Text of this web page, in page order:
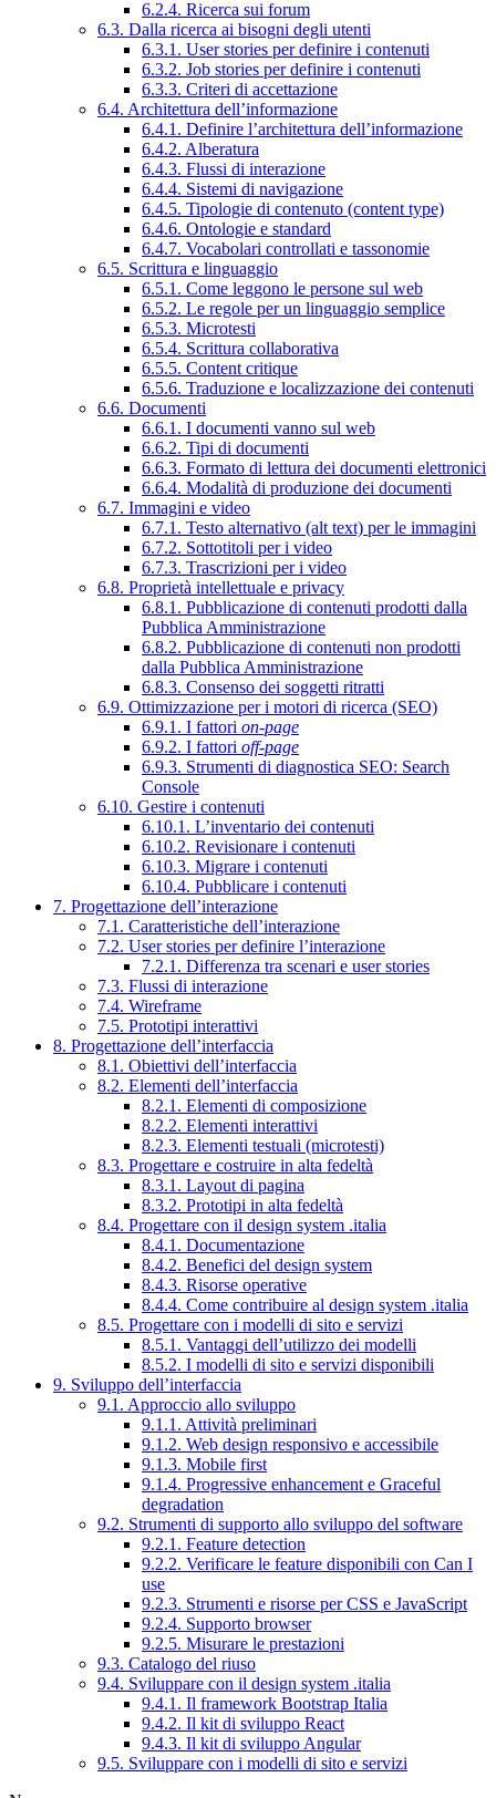
6.2.4. Ricerca sui forum
6.3. Dalla ricerca ai bisogni degli utenti
6.3.1. User stories per definire i contenuti
6.3.2. Job stories per definire i contenuti
6.3.3. Criteri di accettazione
6.4. Architettura dell’informazione
6.4.1. Definire l’architettura dell’informazione
6.4.2. Alberatura
6.4.3. Flussi di interazione
6.4.4. Sistemi di navigazione
6.4.5. Tipologie di contenuto (content type)
6.4.6. Ontologie e standard
6.4.7. Vocabolari controllati e tassonomie
6.5. Scrittura e linguaggio
6.5.1. Come leggono le persone sul web
6.5.2. Le regole per un linguaggio semplice
6.5.3. Microtesti
6.5.4. Scrittura collaborativa
6.5.5. Content critique
6.5.6. Traduzione e localizzazione dei contenuti
6.6. Documenti
6.6.1. I documenti vanno sul web
6.6.2. Tipi di documenti
6.6.3. Formato di lettura dei documenti elettronici
6.6.4. Modalità di produzione dei documenti
6.7. Immagini e video
6.7.1. Testo alternativo (alt text) per le immagini
6.7.2. Sottotitoli per i video
6.7.3. Trascrizioni per i video
6.8. Proprietà intellettuale e privacy
6.8.1. Pubblicazione di contenuti prodotti dalla
Pubblica Amministrazione
6.8.2. Pubblicazione di contenuti non prodotti
dalla Pubblica Amministrazione
6.8.3. Consenso dei soggetti ritratti
6.9. Ottimizzazione per i motori di ricerca (SEO)
6.9.1. I fattori on-page
6.9.2. I fattori off-page
6.9.3. Strumenti di diagnostica SEO: Search
Console
6.10. Gestire i contenuti
6.10.1. L’inventario dei contenuti
6.10.2. Revisionare i contenuti
6.10.3. Migrare i contenuti
6.10.4. Pubblicare i contenuti
7. Progettazione dell’interazione
7.1. Caratteristiche dell’interazione
7.2. User stories per definire l’interazione
7.2.1. Differenza tra scenari e user stories
7.3. Flussi di interazione
7.4. Wireframe
7.5. Prototipi interattivi
8. Progettazione dell’interfaccia
8.1. Obiettivi dell’interfaccia
8.2. Elementi dell’interfaccia
8.2.1. Elementi di composizione
8.2.2. Elementi interattivi
8.2.3. Elementi testuali (microtesti)
8.3. Progettare e costruire in alta fedeltà
8.3.1. Layout di pagina
8.3.2. Prototipi in alta fedeltà
8.4. Progettare con il design system .italia
8.4.1. Documentazione
8.4.2. Benefici del design system
8.4.3. Risorse operative
8.4.4. Come contribuire al design system .italia
8.5. Progettare con i modelli di sito e servizi
8.5.1. Vantaggi dell’utilizzo dei modelli
8.5.2. I modelli di sito e servizi disponibili
9. Sviluppo dell’interfaccia
9.1. Approccio allo sviluppo
9.1.1. Attività preliminari
9.1.2. Web design responsivo e accessibile
9.1.3. Mobile first
9.1.4. Progressive enhancement e Graceful
degradation
9.2. Strumenti di supporto allo sviluppo del software
9.2.1. Feature detection
9.2.2. Verificare le feature disponibili con Can I
use
9.2.3. Strumenti e risorse per CSS e JavaScript
9.2.4. Supporto browser
9.2.5. Misurare le prestazioni
9.3. Catalogo del riuso
9.4. Sviluppare con il design system .italia
9.4.1. Il framework Bootstrap Italia
9.4.2. Il kit di sviluppo React
9.4.3. Il kit di sviluppo Angular
9.5. Sviluppare con i modelli di sito e servizi